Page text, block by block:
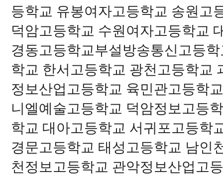
등학교 유봉여자고등학교 송원고
덕암고등학교 수원여자고등학교
경동고등학교부설방송통신고등
학교 한서고등학교 광천고등학교
정보산업고등학교 육민관고등학
니엘예술고등학교 덕암정보고등
학교 대아고등학교 서귀포고등학
경문고등학교 태성고등학교 남인
천정보고등학교 관악정보산업고